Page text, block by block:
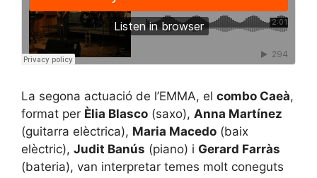
La segona actuació de l’EMMA, el combo Caeà,
format per Èlia Blasco (saxo), Anna Martínez
(guitarra elèctrica), Maria Macedo (baix
elèctric), Judit Banús (piano) i Gerard Farràs
(bateria), van interpretar temes molt coneguts